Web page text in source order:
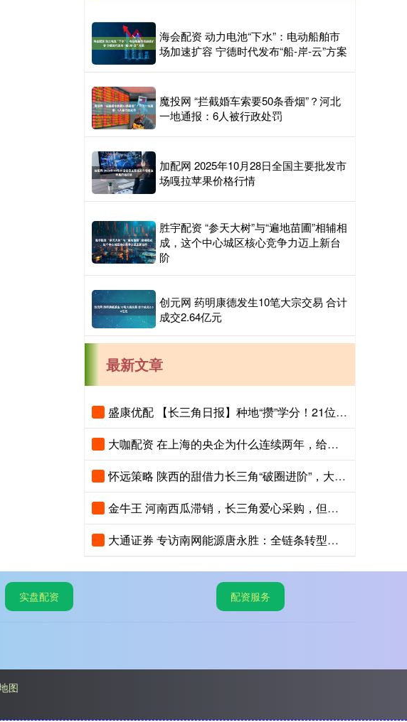
海会配资 动力电池“下水”：电动船舶市
场加速扩容 宁德时代发布“船-岸-云”方案
魔投网 “拦截婚车索要50条香烟”？河北
一地通报：6人被行政处罚
加配网 2025年10月28日全国主要批发市
场嘎拉苹果价格行情
胜宇配资 “参天大树”与“遍地苗圃”相辅相
成，这个中心城区核心竞争力迈上新台
阶
创元网 药明康德发生10笔大宗交易 合计
成交2.64亿元
最新文章
盛康优配 【长三角日报】种地“攒”学分！21位农民“种”出大专文凭
大咖配资 在上海的央企为什么连续两年，给浙江小县城里的这个创新中心写感谢信？
怀远策略 陕西的甜借力长三角“破圈进阶”，大荔冬枣品鉴会在沪举办
金牛王 河南西瓜滞销，长三角爱心采购，但助农不能只靠爱心救场
大通证券 专访南网能源唐永胜：全链条转型，打开能源低碳发展新赛道
实盘配资 配资服务
图